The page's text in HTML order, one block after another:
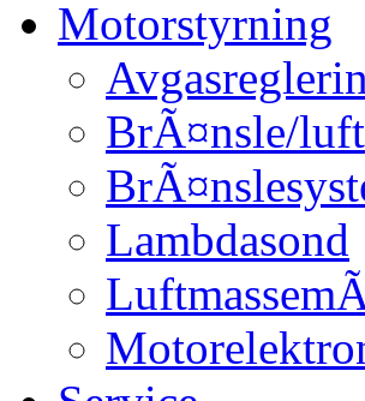
Motorstyrning
BrÃ¤nsle/luft
Lambdasond